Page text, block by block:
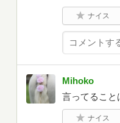
ナイス
Mihoko
言ってること
ナイス